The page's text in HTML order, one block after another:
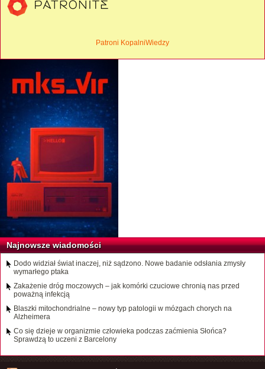
Patroni KopalniWiedzy
Najnowsze wiadomości
Dodo widział świat inaczej, niż sądzono. Nowe badanie odsłania zmysły
wymarłego ptaka
Zakażenie dróg moczowych – jak komórki czuciowe chronią nas przed
poważną infekcją
Blaszki mitochondrialne – nowy typ patologii w mózgach chorych na
Alzheimera
Co się dzieje w organizmie człowieka podczas zaćmienia Słońca?
Sprawdzą to uczeni z Barcelony